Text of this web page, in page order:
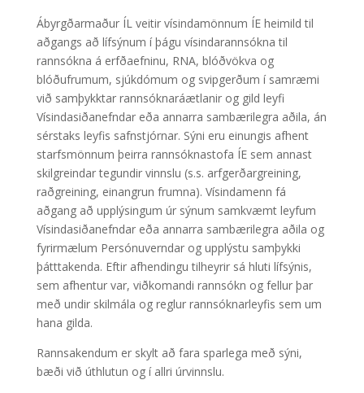
Ábyrgðarmaður ÍL veitir vísindamönnum ÍE heimild til
aðgangs að lífsýnum í þágu vísindarannsókna til
rannsókna á erfðaefninu, RNA, blóðvökva og
blóðufrumum, sjúkdómum og svipgerðum í samræmi
við samþykktar rannsóknaráætlanir og gild leyfi
Vísindasiðanefndar eða annarra sambærilegra aðila, án
sérstaks leyfis safnstjórnar. Sýni eru einungis afhent
starfsmönnum þeirra rannsóknastofa ÍE sem annast
skilgreindar tegundir vinnslu (s.s. arfgerðargreining,
raðgreining, einangrun frumna). Vísindamenn fá
aðgang að upplýsingum úr sýnum samkvæmt leyfum
Vísindasiðanefndar eða annarra sambærilegra aðila og
fyrirmælum Persónuverndar og upplýstu samþykki
þátttakenda. Eftir afhendingu tilheyrir sá hluti lífsýnis,
sem afhentur var, viðkomandi rannsókn og fellur þar
með undir skilmála og reglur rannsóknarleyfis sem um
hana gilda.
Rannsakendum er skylt að fara sparlega með sýni,
bæði við úthlutun og í allri úrvinnslu.